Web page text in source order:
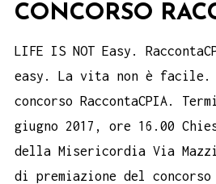
CONCORSO
LIFE IS NOT Easy.
easy. La vita non è facile.
concorso RaccontaCPIA.
giugno 2017, ore 16.00
della Misericordia Via
di premiazione del